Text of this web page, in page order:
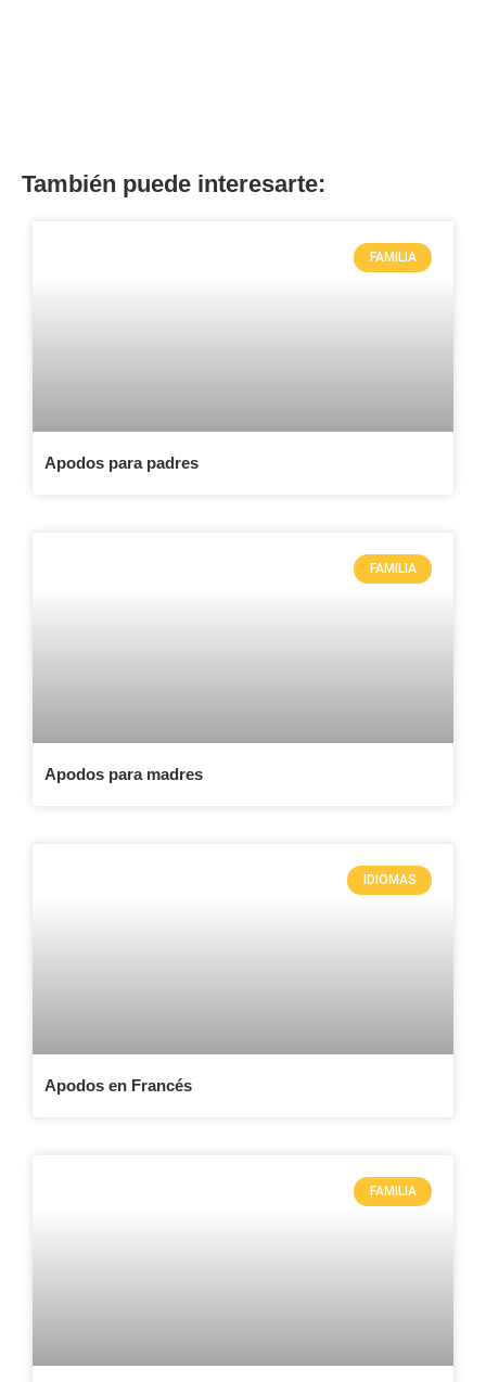
También puede interesarte:
FAMILIA
Apodos para padres
FAMILIA
Apodos para madres
IDIOMAS
Apodos en Francés
FAMILIA